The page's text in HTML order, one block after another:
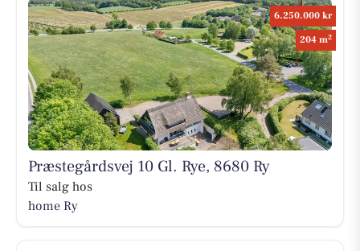
6.250.000 kr
204 m2
Præstegårdsvej 10 Gl. Rye, 8680 Ry
Til salg hos
home Ry